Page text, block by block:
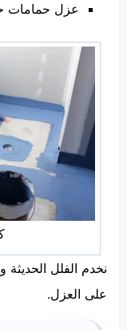
عزل حمامات
نخدم الفلل
على العزل.